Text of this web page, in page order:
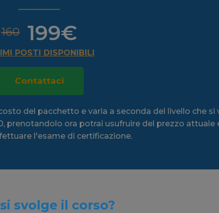
160 199€
POSTI DISPONIBILI
Contattaci
del pacchetto e varia a seconda del livello che si
prenotandolo ora potrai usufruire del prezzo attuale
l'esame di certificazione.
svolge il corso?